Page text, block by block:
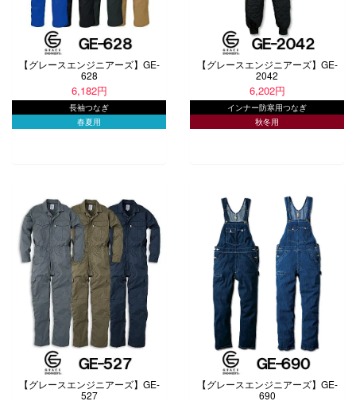
【グレースエンジニアーズ】GE-
628
6,182円
長袖つなぎ
春夏用
【グレースエンジニアーズ】GE-
2042
6,202円
インナー防寒用つなぎ
秋冬用
【グレースエンジニアーズ】GE-
527
【グレースエンジニアーズ】GE-
690